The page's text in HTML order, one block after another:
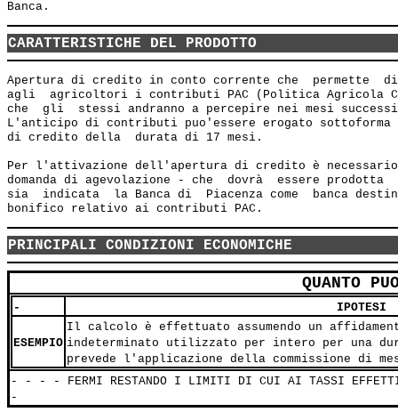
CARATTERISTICHE DEL PRODOTTO
Apertura di credito in conto corrente che  permette
agli  agricoltori i contributi PAC (Politica Agricola
che  gli  stessi andranno a percepire nei mesi
L'anticipo di contributi puo'essere erogato
di credito della  durata di 17 mesi.
Per l'attivazione dell'apertura di credito è
domanda di agevolazione - che  dovrà  essere
sia  indicata  la Banca di  Piacenza come  banca
PRINCIPALI CONDIZIONI ECONOMICHE
QUANTO
- IPOTESI
ESEMPIO
Il calcolo è effettuato assumendo un
indeterminato utilizzato per intero per una
prevede l'applicazione della commissione di
- - - - FERMI RESTANDO I LIMITI DI CUI AI TASSI
-